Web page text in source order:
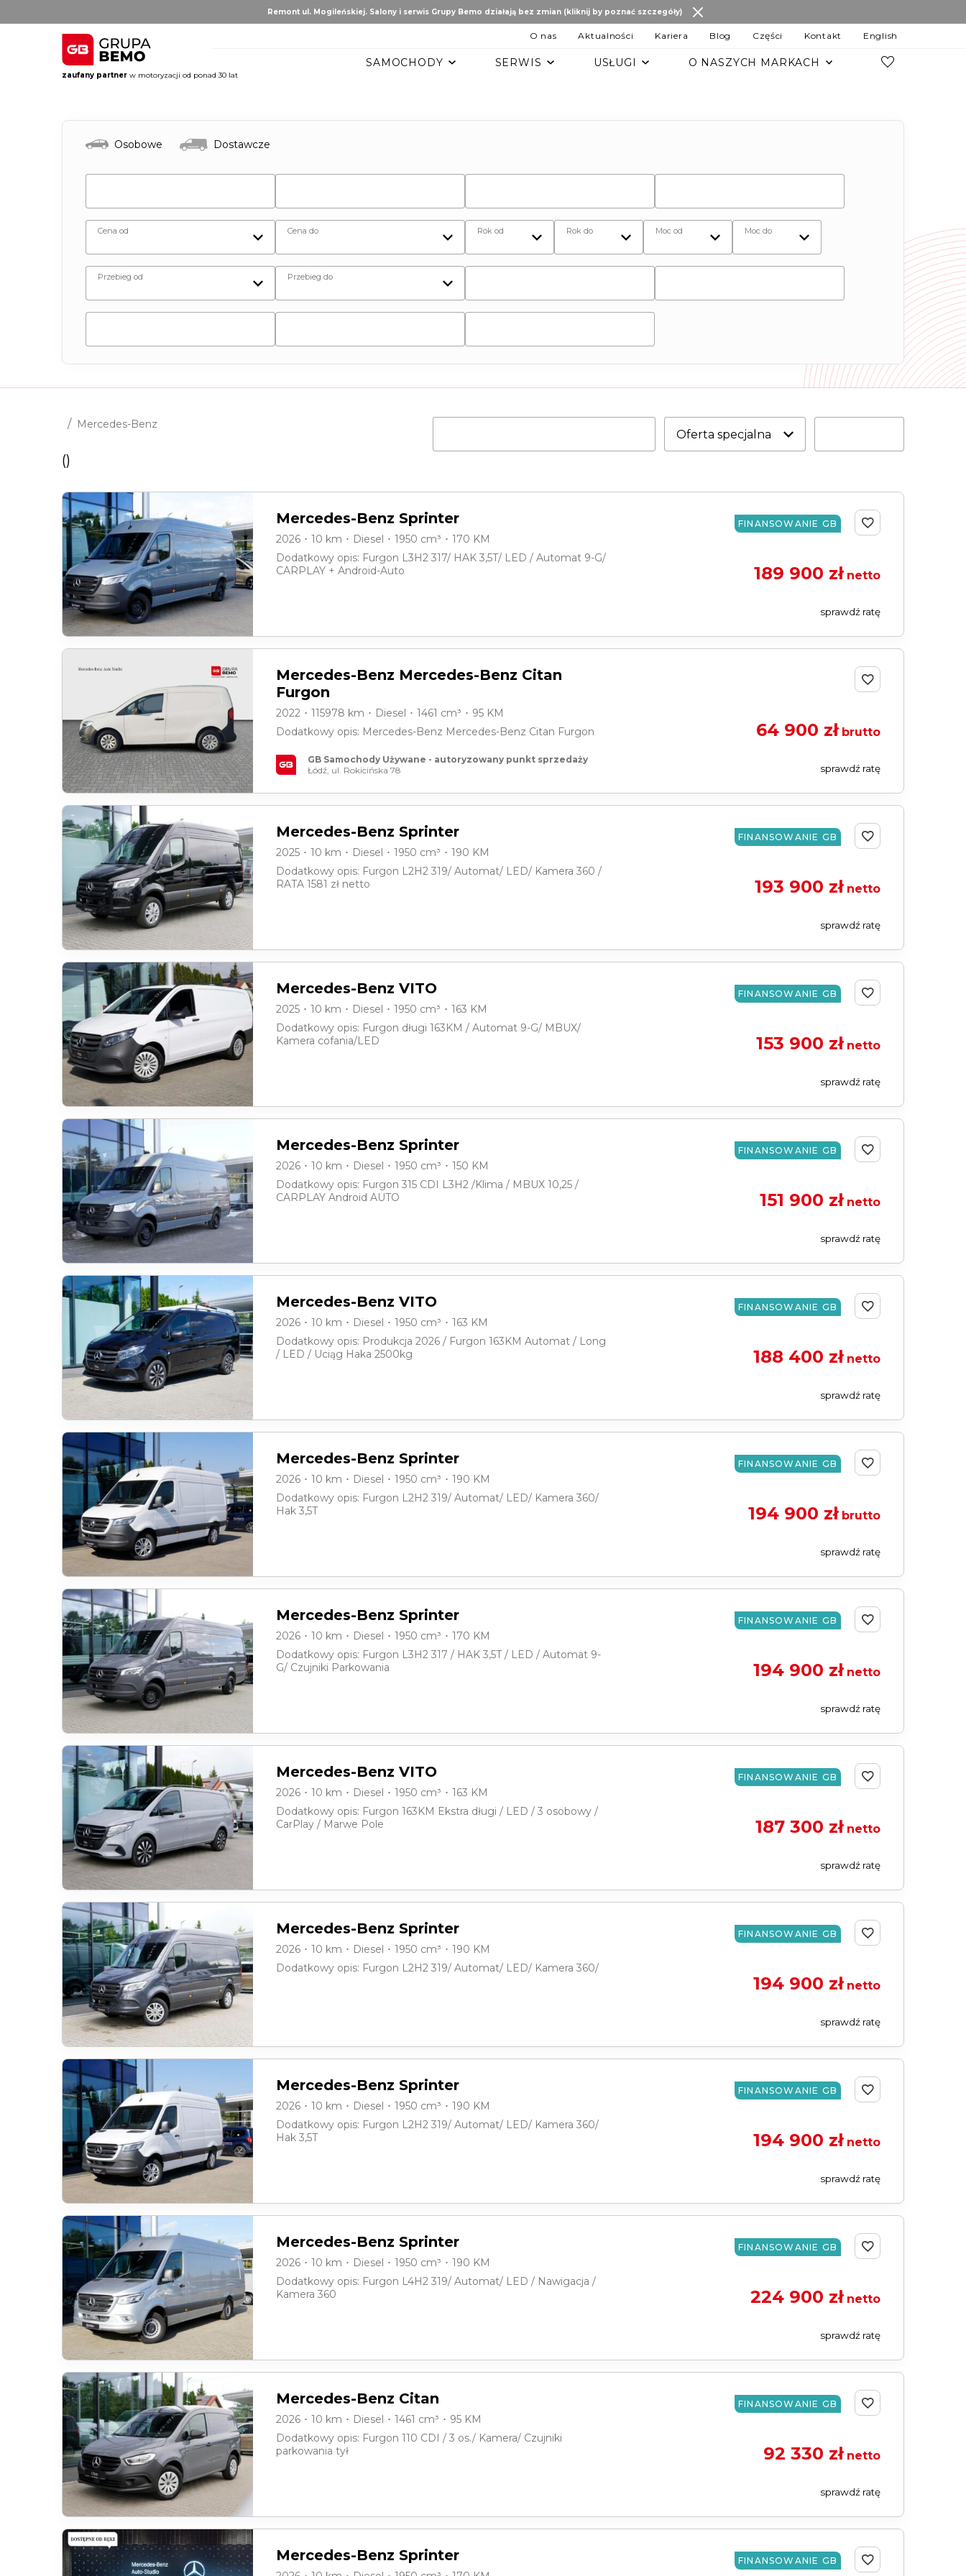
Remont ul. Mogileńskiej. Salony i serwis Grupy Bemo działają bez zmian (kliknij by poznać szczegóły)
zaufany partner w motoryzacji od ponad 30 lat
O nas Aktualności Kariera Blog Części Kontakt English
SAMOCHODY SERWIS USŁUGI O NASZYCH MARKACH
AUTO BRUNO
Citroën
Hyundai
Jeep
Opel
Peugeot
JAECOO
OMODA
Osobowe Dostawcze
/ Mercedes-Benz
Oferta specjalna
()
Mercedes-Benz Sprinter
2026 ･ 10 km ･ Diesel ･ 1950 cm³ ･ 170 KM
Dodatkowy opis: Furgon L3H2 317/ HAK 3,5T/ LED / Automat 9-G/
CARPLAY + Android-Auto
FINANSOWANIE GB
189 900 złnetto
sprawdź ratę
Mercedes-Benz Mercedes-Benz Citan
Furgon
2022 ･ 115978 km ･ Diesel ･ 1461 cm³ ･ 95 KM
Dodatkowy opis: Mercedes-Benz Mercedes-Benz Citan Furgon
GB Samochody Używane - autoryzowany punkt sprzedaży
Łódź, ul. Rokicińska 78
64 900 złbrutto
sprawdź ratę
Mercedes-Benz Sprinter
2025 ･ 10 km ･ Diesel ･ 1950 cm³ ･ 190 KM
Dodatkowy opis: Furgon L2H2 319/ Automat/ LED/ Kamera 360 /
RATA 1581 zł netto
FINANSOWANIE GB
193 900 złnetto
sprawdź ratę
Mercedes-Benz VITO
2025 ･ 10 km ･ Diesel ･ 1950 cm³ ･ 163 KM
Dodatkowy opis: Furgon długi 163KM / Automat 9-G/ MBUX/
Kamera cofania/LED
FINANSOWANIE GB
153 900 złnetto
sprawdź ratę
Mercedes-Benz Sprinter
2026 ･ 10 km ･ Diesel ･ 1950 cm³ ･ 150 KM
Dodatkowy opis: Furgon 315 CDI L3H2 /Klima / MBUX 10,25 /
CARPLAY Android AUTO
FINANSOWANIE GB
151 900 złnetto
sprawdź ratę
Mercedes-Benz VITO
2026 ･ 10 km ･ Diesel ･ 1950 cm³ ･ 163 KM
Dodatkowy opis: Produkcja 2026 / Furgon 163KM Automat / Long
/ LED / Uciąg Haka 2500kg
FINANSOWANIE GB
188 400 złnetto
sprawdź ratę
Mercedes-Benz Sprinter
2026 ･ 10 km ･ Diesel ･ 1950 cm³ ･ 190 KM
Dodatkowy opis: Furgon L2H2 319/ Automat/ LED/ Kamera 360/
Hak 3,5T
FINANSOWANIE GB
194 900 złbrutto
sprawdź ratę
Mercedes-Benz Sprinter
2026 ･ 10 km ･ Diesel ･ 1950 cm³ ･ 170 KM
Dodatkowy opis: Furgon L3H2 317 / HAK 3,5T / LED / Automat 9-
G/ Czujniki Parkowania
FINANSOWANIE GB
194 900 złnetto
sprawdź ratę
Mercedes-Benz VITO
2026 ･ 10 km ･ Diesel ･ 1950 cm³ ･ 163 KM
Dodatkowy opis: Furgon 163KM Ekstra długi / LED / 3 osobowy /
CarPlay / Marwe Pole
FINANSOWANIE GB
187 300 złnetto
sprawdź ratę
Mercedes-Benz Sprinter
2026 ･ 10 km ･ Diesel ･ 1950 cm³ ･ 190 KM
Dodatkowy opis: Furgon L2H2 319/ Automat/ LED/ Kamera 360/
FINANSOWANIE GB
194 900 złnetto
sprawdź ratę
Mercedes-Benz Sprinter
2026 ･ 10 km ･ Diesel ･ 1950 cm³ ･ 190 KM
Dodatkowy opis: Furgon L2H2 319/ Automat/ LED/ Kamera 360/
Hak 3,5T
FINANSOWANIE GB
194 900 złnetto
sprawdź ratę
Mercedes-Benz Sprinter
2026 ･ 10 km ･ Diesel ･ 1950 cm³ ･ 190 KM
Dodatkowy opis: Furgon L4H2 319/ Automat/ LED / Nawigacja /
Kamera 360
FINANSOWANIE GB
224 900 złnetto
sprawdź ratę
Mercedes-Benz Citan
2026 ･ 10 km ･ Diesel ･ 1461 cm³ ･ 95 KM
Dodatkowy opis: Furgon 110 CDI / 3 os./ Kamera/ Czujniki
parkowania tył
FINANSOWANIE GB
92 330 złnetto
sprawdź ratę
Mercedes-Benz Sprinter FINANSOWANIE GB